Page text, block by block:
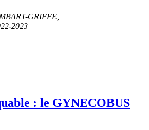
GRIFFE,
2023
: le GYNECOBUS